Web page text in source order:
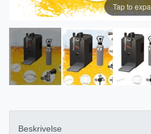
Tap to
Beskrivelse